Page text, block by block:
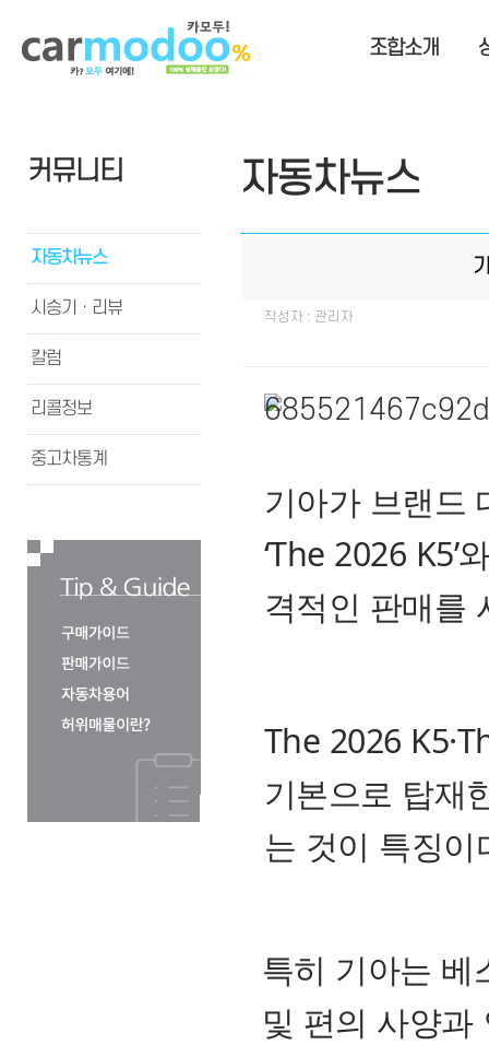
조합소개
커뮤니티
자동차뉴스
시승기ㆍ리뷰
칼럼
리콜정보
중고차통계
자동차뉴스
작성자 : 관리자
기아가 브랜드
‘The 2026 K5’
격적인 판매를
The 2026
기본으로 탑재
는 것이 특징이
특히 기아는 베
및 편의 사양